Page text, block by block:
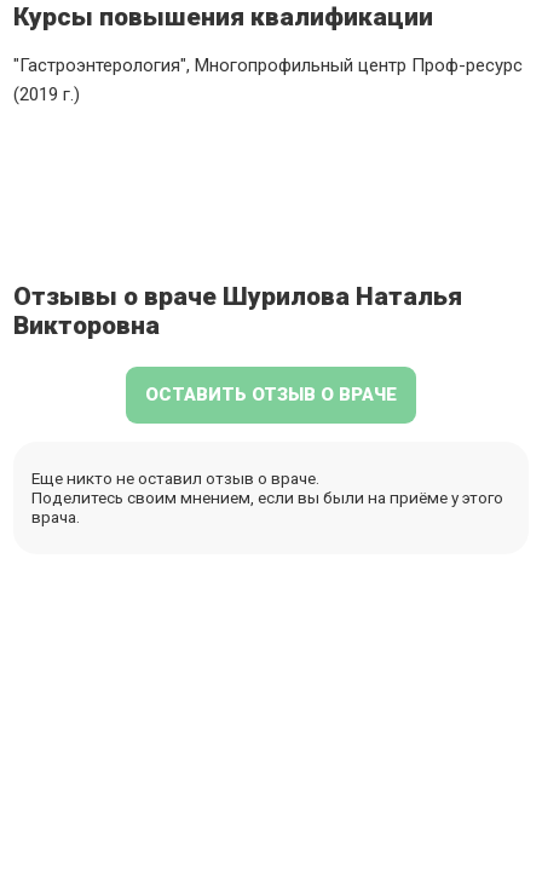
Курсы повышения квалификации
"Гастроэнтерология", Многопрофильный центр Проф-ресурс
(2019 г.)
Отзывы о враче Шурилова Наталья
Викторовна
ОСТАВИТЬ ОТЗЫВ О ВРАЧЕ
Еще никто не оставил отзыв о враче.
Поделитесь своим мнением, если вы были на приёме у этого
врача.